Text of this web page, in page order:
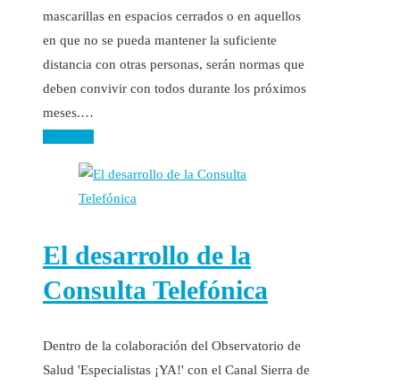
mascarillas en espacios cerrados o en aquellos
en que no se pueda mantener la suficiente
distancia con otras personas, serán normas que
deben convivir con todos durante los próximos
meses.…
El desarrollo de la
Consulta Telefónica
Dentro de la colaboración del Observatorio de
Salud 'Especialistas ¡YA!' con el Canal Sierra de